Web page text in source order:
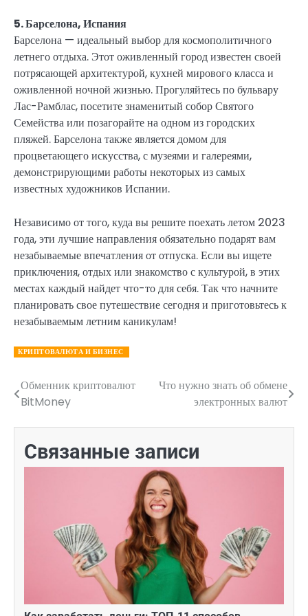
5. Барселона, Испания
Барселона — идеальный выбор для космополитичного
летнего отдыха. Этот оживленный город известен своей
потрясающей архитектурой, кухней мирового класса и
оживленной ночной жизнью. Прогуляйтесь по бульвару
Лас-Рамблас, посетите знаменитый собор Святого
Семейства или позагорайте на одном из городских
пляжей. Барселона также является домом для
процветающего искусства, с музеями и галереями,
демонстрирующими работы некоторых из самых
известных художников Испании.
Независимо от того, куда вы решите поехать летом 2023
года, эти лучшие направления обязательно подарят вам
незабываемые впечатления от отпуска. Если вы ищете
приключения, отдых или знакомство с культурой, в этих
местах каждый найдет что-то для себя. Так что начните
планировать свое путешествие сегодня и приготовьтесь к
незабываемым летним каникулам!
КРИПТОВАЛЮТА И БИЗНЕС
Навигация
Обменник криптовалют
BitMoney
Что нужно знать об обмене
электронных валют
Связанные записи